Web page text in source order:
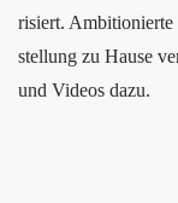
ri­siert. Ambi­tio­nier­te
stel­lung zu Hau­se
und Vide­os dazu.